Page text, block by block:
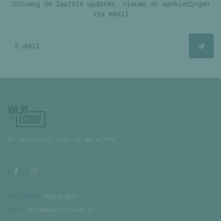
Ontvang de laatste updates, nieuws en aanbiedingen
via email
De specialist voor al uw wijnen
0621864863
info@dewijnloods.nl